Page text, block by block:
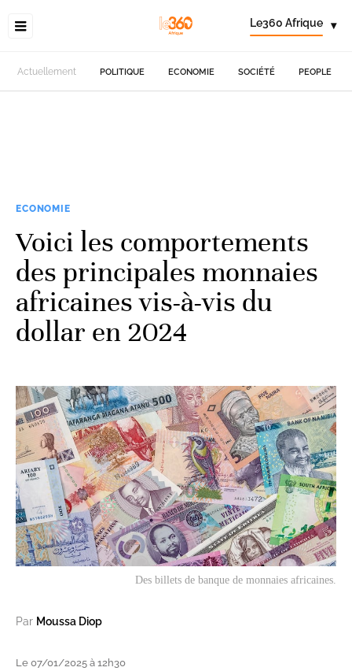
Le360 Afrique ▾
Actuellement POLITIQUE ECONOMIE SOCIÉTÉ PEOPLE
ECONOMIE
Voici les comportements
des principales monnaies
africaines vis-à-vis du
dollar en 2024
Des billets de banque de monnaies africaines.
Par Moussa Diop
Le 07/01/2025 à 12h30